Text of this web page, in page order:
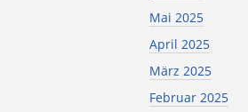
Mai 2025
April 2025
März 2025
Februar 2025